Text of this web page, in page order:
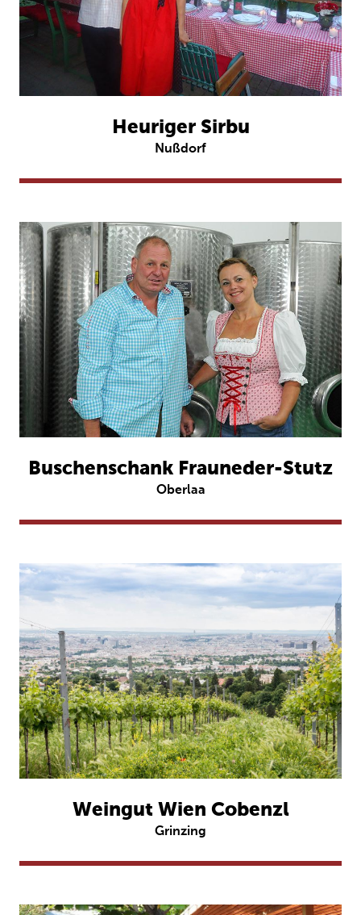
Heuriger Sirbu
Nußdorf
Buschenschank Frauneder-Stutz
Oberlaa
Weingut Wien Cobenzl
Grinzing